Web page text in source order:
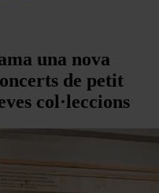
una nova
de petit
col·leccions